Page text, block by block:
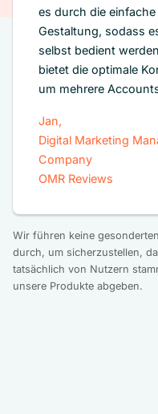
es durch die
Gestaltung, sodass
selbst bedient
bietet die optimale
um mehrere
Jan,
Digital Marketing
Company
OMR Reviews
Wir führen keine
durch, um sicherzustellen,
tatsächlich von Nutzern
unsere Produkte abgeben.